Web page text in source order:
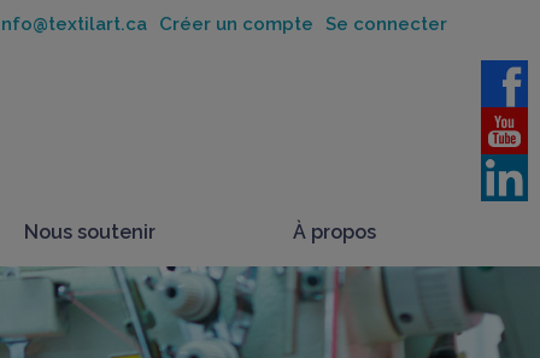
Créer un compte Se connecter
Nous soutenir À propos